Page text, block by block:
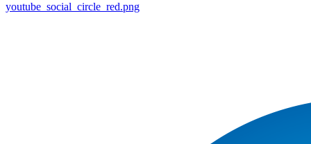
youtube_social_circle_red.png